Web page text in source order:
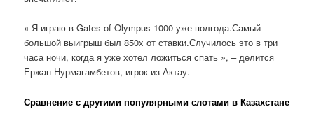
« Я играю в Gates of Olympus 1000 уже полгода.Самый
большой выигрыш был 850x от ставки.Случилось это в три
часа ночи, когда я уже хотел ложиться спать », – делится
Ержан Нурмагамбетов, игрок из Актау.
Сравнение с другими популярными слотами в Казахстане